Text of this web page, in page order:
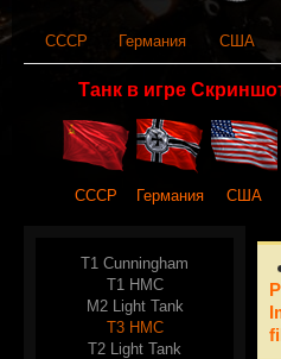
СССР Германия США
Танк в игре
СССР Германия США
T1 Cunningham
T1 HMC
M2 Light Tank
T3 HMC
T2 Light Tank